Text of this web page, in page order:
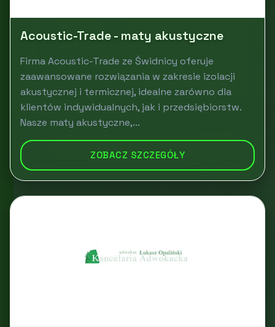
Acoustic-Trade - maty akustyczne
Firma Acoustic-Trade ze Świdnicy oferuje
zaawansowane rozwiązania w zakresie izolacji
akustycznej i termicznej, idealne zarówno dla
klientów indywidualnych, jak i przedsiębiorstw.
Nasze maty akustyczne,...
ZOBACZ SZCZEGÓŁY